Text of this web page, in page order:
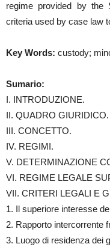
regime provided by the
criteria used by case law
Key Words: custody;
Sumario:
I. INTRODUZIONE.
II. QUADRO GIURIDICO.
III. CONCETTO.
IV. REGIMI.
V. DETERMINAZIONE
VI. REGIME LEGALE
VII. CRITERI LEGALI E
1. Il superiore interesse
2. Rapporto intercorrente
3. Luogo di residenza dei